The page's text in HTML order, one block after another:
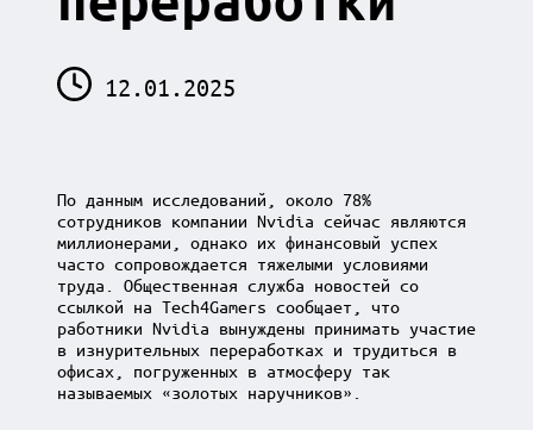
12.01.2025
По данным исследований, около 78%
сотрудников компании Nvidia сейчас являются
миллионерами, однако их финансовый успех
часто сопровождается тяжелыми условиями
труда. Общественная служба новостей со
ссылкой на Tech4Gamers сообщает, что
работники Nvidia вынуждены принимать участие
в изнурительных переработках и трудиться в
офисах, погруженных в атмосферу так
называемых «золотых наручников».